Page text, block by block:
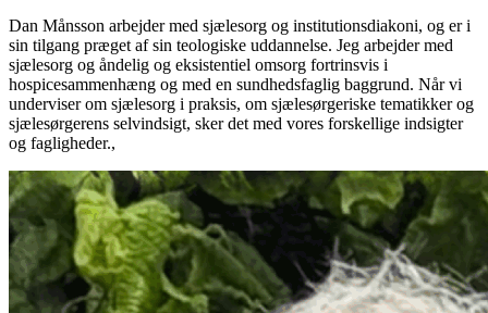
Dan Månsson arbejder med sjælesorg og institutionsdiakoni, og er i
sin tilgang præget af sin teologiske uddannelse. Jeg arbejder med
sjælesorg og åndelig og eksistentiel omsorg fortrinsvis i
hospicesammenhæng og med en sundhedsfaglig baggrund. Når vi
underviser om sjælesorg i praksis, om sjælesørgeriske tematikker og
sjælesørgerens selvindsigt, sker det med vores forskellige indsigter
og fagligheder.,